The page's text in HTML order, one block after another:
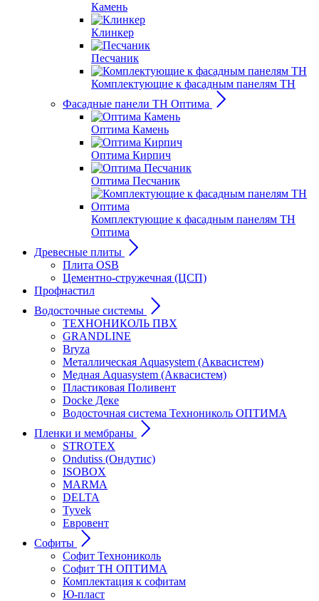
Камень
Клинкер
Песчаник
Комплектующие к фасадным панелям ТН
Фасадные панели ТН Оптима
Оптима Камень
Оптима Кирпич
Оптима Песчаник
Комплектующие к фасадным панелям ТН
Оптима
Древесные плиты
Плита OSB
Цементно-стружечная (ЦСП)
Профнастил
Водосточные системы
ТЕХНОНИКОЛЬ ПВХ
GRANDLINE
Bryza
Металлическая Aquasystem (Аквасистем)
Медная Aquasystem (Аквасистем)
Пластиковая Поливент
Docke Деке
Водосточная система Технониколь ОПТИМА
Пленки и мембраны
STROTEX
Ondutiss (Ондутис)
ISOBOX
MARMA
DELTA
Tyvek
Евровент
Софиты
Софит Технониколь
Софит ТН ОПТИМА
Комплектация к софитам
Ю-пласт